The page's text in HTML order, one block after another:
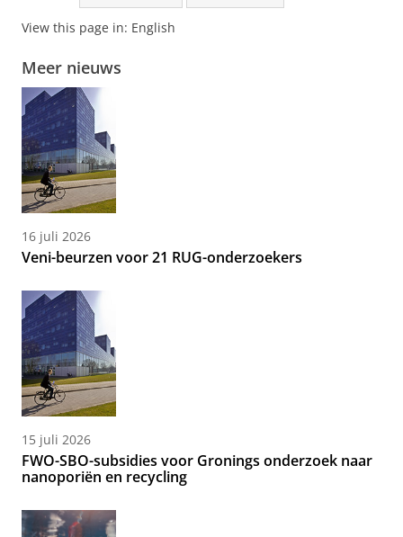
View this page in: English
Meer nieuws
16 juli 2026
Veni-beurzen voor 21 RUG-onderzoekers
15 juli 2026
FWO-SBO-subsidies voor Gronings onderzoek naar
nanoporiën en recycling